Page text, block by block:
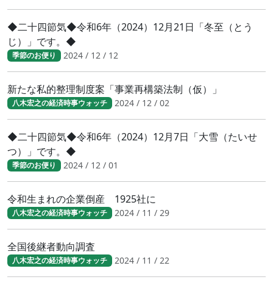
◆二十四節気◆令和6年（2024）12月21日「冬至（とう
じ）」です。◆
季節のお便り 2024 / 12 / 12
新たな私的整理制度案「事業再構築法制（仮）」
八木宏之の経済時事ウォッチ 2024 / 12 / 02
◆二十四節気◆令和6年（2024）12月7日「大雪（たいせ
つ）」です。◆
季節のお便り 2024 / 12 / 01
令和生まれの企業倒産 1925社に
八木宏之の経済時事ウォッチ 2024 / 11 / 29
全国後継者動向調査
八木宏之の経済時事ウォッチ 2024 / 11 / 22